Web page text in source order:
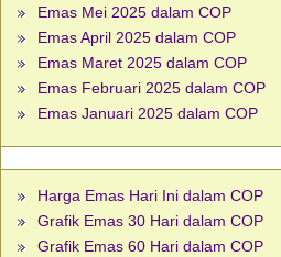
Emas Mei 2025 dalam COP
Emas April 2025 dalam COP
Emas Maret 2025 dalam COP
Emas Februari 2025 dalam COP
Emas Januari 2025 dalam COP
Harga Emas Hari Ini dalam COP
Grafik Emas 30 Hari dalam COP
Grafik Emas 60 Hari dalam COP